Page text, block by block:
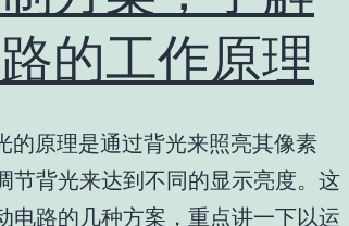
的工作原理
的原理是通过背光来照亮其像素
节背光来达到不同的显示亮度。这
电路的几种方案，重点讲一下以运